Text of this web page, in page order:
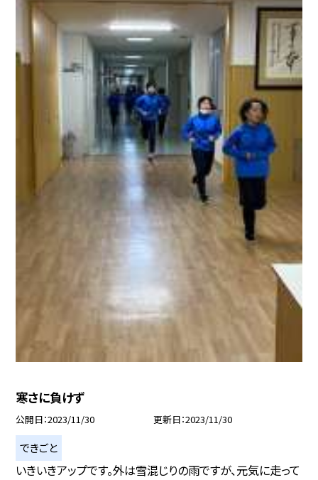
寒さに負けず
公開日 2023/11/30 更新日 2023/11/30
できごと
いきいきアップです。外は雪混じりの雨ですが、元気に走って